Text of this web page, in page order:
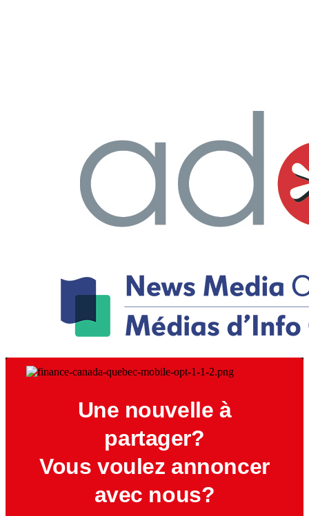
Une nouvelle à
partager?
Vous voulez annoncer
avec nous?